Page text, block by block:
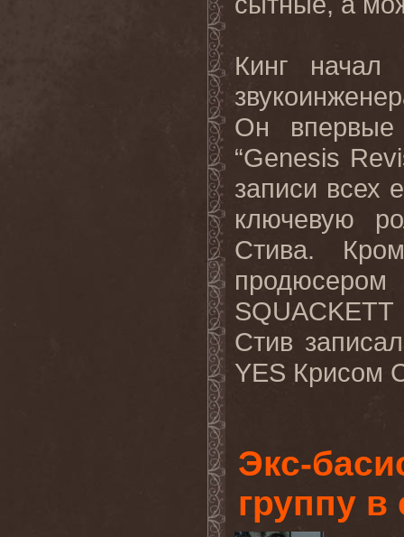
Кинг
Он впервые
“Genesis
записи всех
ключевую
Стива.
продюсером
SQUACKETT
Стив
YES Крисом
Экс-
группу в